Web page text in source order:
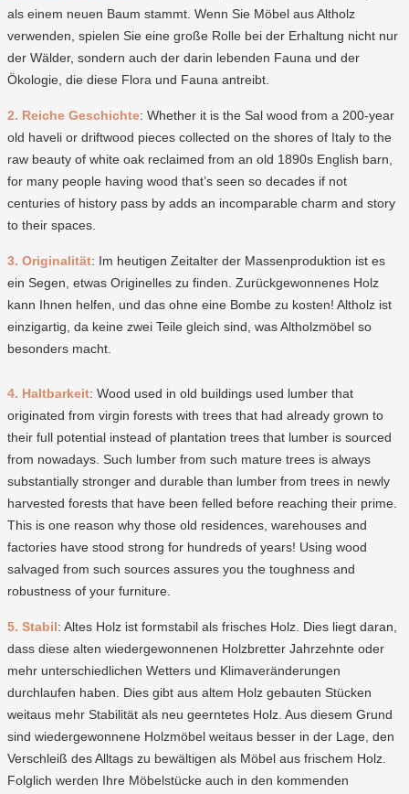
als einem neuen Baum stammt. Wenn Sie Möbel aus Altholz
verwenden, spielen Sie eine große Rolle bei der Erhaltung nicht nur
der Wälder, sondern auch der darin lebenden Fauna und der
Ökologie, die diese Flora und Fauna antreibt.
2. Reiche Geschichte: Whether it is the Sal wood from a 200-year
old haveli or driftwood pieces collected on the shores of Italy to the
raw beauty of white oak reclaimed from an old 1890s English barn,
for many people having wood that’s seen so decades if not
centuries of history pass by adds an incomparable charm and story
to their spaces.
3. Originalität: Im heutigen Zeitalter der Massenproduktion ist es
ein Segen, etwas Originelles zu finden. Zurückgewonnenes Holz
kann Ihnen helfen, und das ohne eine Bombe zu kosten! Altholz ist
einzigartig, da keine zwei Teile gleich sind, was Altholzmöbel so
besonders macht.
4. Haltbarkeit: Wood used in old buildings used lumber that
originated from virgin forests with trees that had already grown to
their full potential instead of plantation trees that lumber is sourced
from nowadays. Such lumber from such mature trees is always
substantially stronger and durable than lumber from trees in newly
harvested forests that have been felled before reaching their prime.
This is one reason why those old residences, warehouses and
factories have stood strong for hundreds of years! Using wood
salvaged from such sources assures you the toughness and
robustness of your furniture.
5. Stabil: Altes Holz ist formstabil als frisches Holz. Dies liegt daran,
dass diese alten wiedergewonnenen Holzbretter Jahrzehnte oder
mehr unterschiedlichen Wetters und Klimaveränderungen
durchlaufen haben. Dies gibt aus altem Holz gebauten Stücken
weitaus mehr Stabilität als neu geerntetes Holz. Aus diesem Grund
sind wiedergewonnene Holzmöbel weitaus besser in der Lage, den
Verschleiß des Alltags zu bewältigen als Möbel aus frischem Holz.
Folglich werden Ihre Möbelstücke auch in den kommenden